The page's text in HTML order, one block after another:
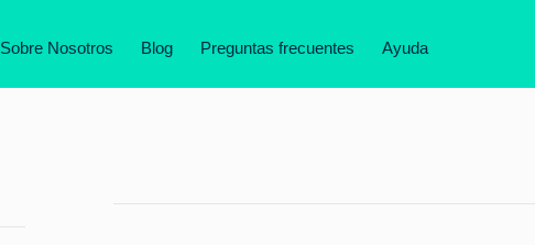
Sobre Nosotros Blog Preguntas frecuentes Ayuda